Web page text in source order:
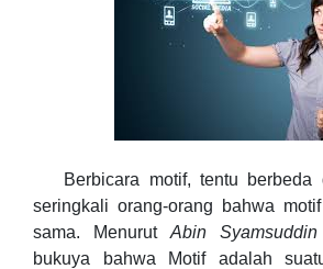
Berbicara motif, tentu berbeda
seringkali orang-orang bahwa
sama. Menurut Abin
bukuya bahwa Motif adalah